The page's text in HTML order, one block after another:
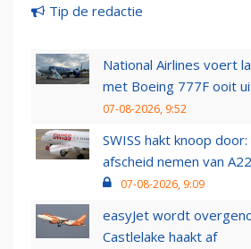
Tip de redactie
National Airlines voert
met Boeing 777F ooit
07-08-2026, 9:52
SWISS hakt knoop
afscheid nemen van
07-08-2026, 9:09
easyJet wordt
Castlelake haakt af